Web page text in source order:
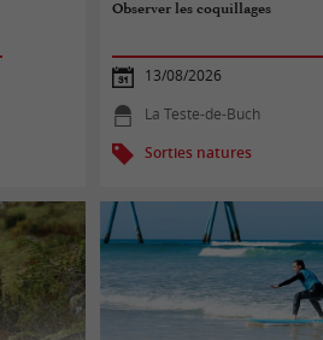
Observer les coquillages
13/08/2026
La Teste-de-Buch
Sorties natures